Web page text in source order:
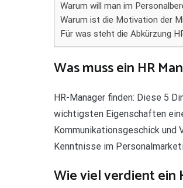
Warum will man im
Warum ist die Motivation der
Für was steht die Abkürzung
Was muss ein HR
HR-Manager finden: Diese 5
wichtigsten Eigenschaften
Kommunikationsgeschick
Kenntnisse im
Wie viel verdient ein